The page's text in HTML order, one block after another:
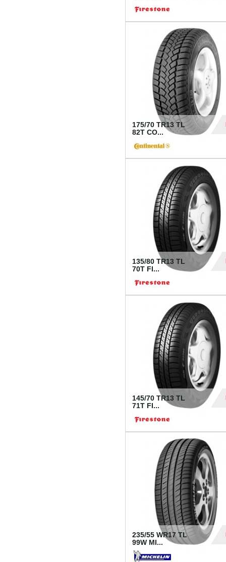
175/70 TR13 TL
82T CO...
135/80 TR13 TL
70T FI...
145/70 TR13 TL
71T FI...
235/55 WR17 TL
99W MI...